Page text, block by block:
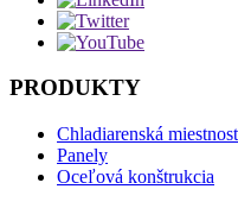
PRODUKTY
Chladiarenská
Panely
Oceľová konštrukcia